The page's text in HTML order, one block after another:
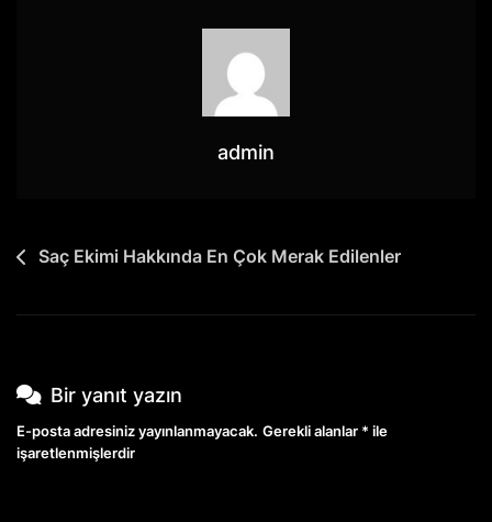
admin
YazıSaç Ekimi Hakkında En Çok Merak Edilenler
Bir yanıt yazın
E-posta adresiniz yayınlanmayacak. Gerekli alanlar * ile
işaretlenmişlerdir